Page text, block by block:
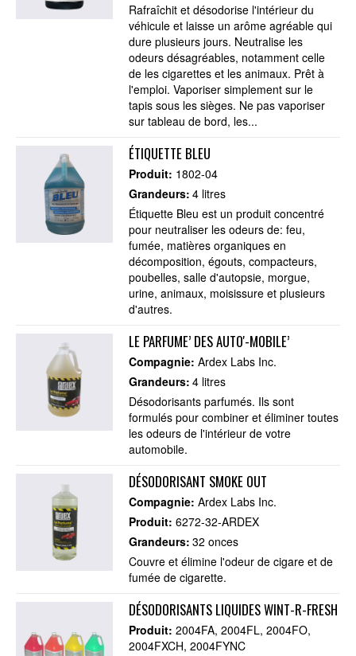
Rafraîchit et désodorise l'intérieur du
véhicule et laisse un arôme agréable qui
dure plusieurs jours. Neutralise les
odeurs désagréables, notamment celle
de les cigarettes et les animaux. Prêt à
l'emploi. Vaporiser simplement sur le
tapis sous les sièges. Ne pas vaporiser
sur tableau de bord, les...
ÉTIQUETTE BLEU
Produit: 1802-04
Grandeurs: 4 litres
Étiquette Bleu est un produit concentré
pour neutraliser les odeurs de: feu,
fumée, matières organiques en
décomposition, égouts, compacteurs,
poubelles, salle d'autopsie, morgue,
urine, animaux, moisissure et plusieurs
d'autres.
LE PARFUME’ DES AUTO'-MOBILE’
Compagnie:Ardex Labs Inc.
Grandeurs: 4 litres
Désodorisants parfumés. Ils sont
formulés pour combiner et éliminer toutes
les odeurs de l'intérieur de votre
automobile.
DÉSODORISANT SMOKE OUT
Compagnie:Ardex Labs Inc.
Produit:6272-32-ARDEX
Grandeurs: 32 onces
Couvre et élimine l'odeur de cigare et de
fumée de cigarette.
DÉSODORISANTS LIQUIDES WINT-R-FRESH
Produit:2004FA 2004FL 2004FO
2004FXCH 2004FYNC